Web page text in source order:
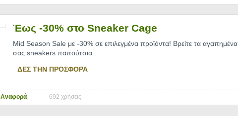
Έως -30% στο Sneaker Cage
Mid Season Sale με -30% σε επιλεγμένα προϊόντα! Βρείτε τα αγαπημένα
σας sneakers παπούτσια
ΔΕΣ ΤΗΝ ΠΡΟΣΦΟΡΑ
Αναφορά 692 χρήσεις